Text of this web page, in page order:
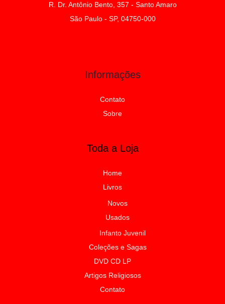
R. Dr. Antônio Bento, 357 - Santo Amaro
São Paulo - SP, 04750-000
Informações
Contato
Sobre
Toda a Loja
Home
Livros
Novos
Usados
Infanto Juvenil
Coleções e Sagas
DVD CD LP
Artigos Religiosos
Contato